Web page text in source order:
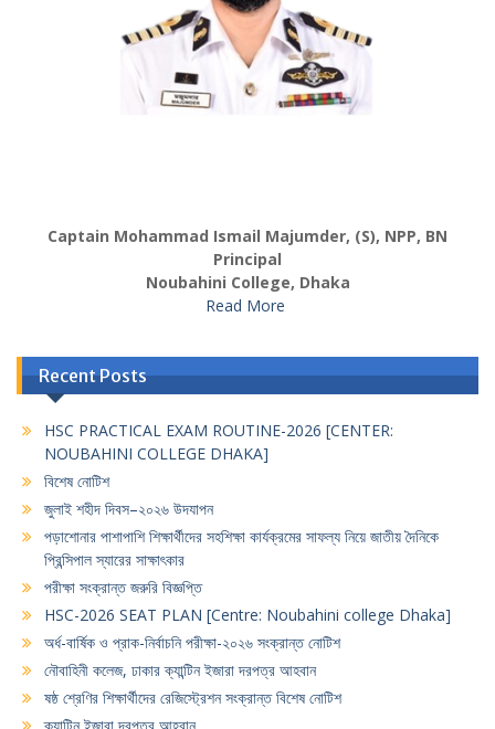
Captain Mohammad Ismail Majumder, (S), NPP, BN
Principal
Noubahini College, Dhaka
Read More
Recent Posts
HSC PRACTICAL EXAM ROUTINE-2026 [CENTER:
NOUBAHINI COLLEGE DHAKA]
বিশেষ নোটিশ
জুলাই শহীদ দিবস–২০২৬ উদযাপন
পড়াশোনার পাশাপাশি শিক্ষার্থীদের সহশিক্ষা কার্যক্রমের সাফল্য নিয়ে জাতীয় দৈনিকে
প্রিন্সিপাল স্যারের সাক্ষাৎকার
পরীক্ষা সংক্রান্ত জরুরি বিজ্ঞপ্তি
HSC-2026 SEAT PLAN [Centre: Noubahini college Dhaka]
অর্ধ-বার্ষিক ও প্রাক-নির্বাচনি পরীক্ষা-২০২৬ সংক্রান্ত নোটিশ
নৌবাহিনী কলেজ, ঢাকার ক্যান্টিন ইজারা দরপত্র আহবান
ষষ্ঠ শ্রেণির শিক্ষার্থীদের রেজিস্ট্রেশন সংক্রান্ত বিশেষ নোটিশ